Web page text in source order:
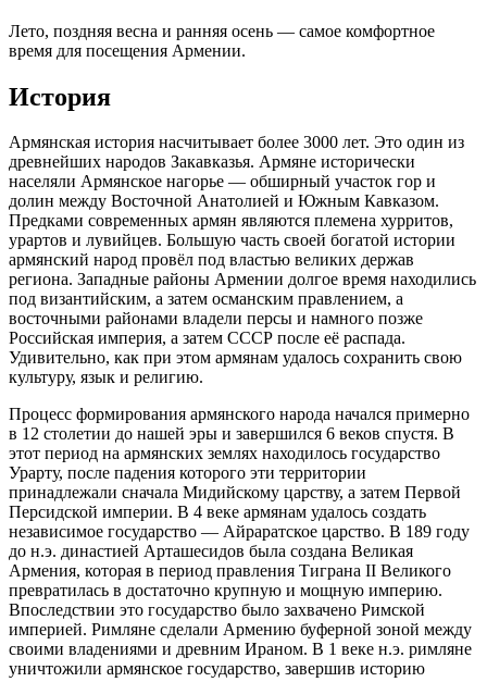
Лето, поздняя весна и ранняя осень — самое комфортное
время для посещения Армении.
История
Армянская история насчитывает более 3000 лет. Это один из
древнейших народов Закавказья. Армяне исторически
населяли Армянское нагорье — обширный участок гор и
долин между Восточной Анатолией и Южным Кавказом.
Предками современных армян являются племена хурритов,
урартов и лувийцев. Большую часть своей богатой истории
армянский народ провёл под властью великих держав
региона. Западные районы Армении долгое время находились
под византийским, а затем османским правлением, а
восточными районами владели персы и намного позже
Российская империя, а затем СССР после её распада.
Удивительно, как при этом армянам удалось сохранить свою
культуру, язык и религию.
Процесс формирования армянского народа начался примерно
в 12 столетии до нашей эры и завершился 6 веков спустя. В
этот период на армянских землях находилось государство
Урарту, после падения которого эти территории
принадлежали сначала Мидийскому царству, а затем Первой
Персидской империи. В 4 веке армянам удалось создать
независимое государство — Айраратское царство. В 189 году
до н.э. династией Арташесидов была создана Великая
Армения, которая в период правления Тиграна II Великого
превратилась в достаточно крупную и мощную империю.
Впоследствии это государство было захвачено Римской
империей. Римляне сделали Армению буферной зоной между
своими владениями и древним Ираном. В 1 веке н.э. римляне
уничтожили армянское государство, завершив историю